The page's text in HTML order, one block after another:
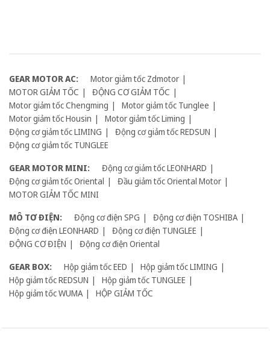
GEAR MOTOR AC:
Motor giảm tốc Zdmotor
MOTOR GIẢM TỐC
ĐỘNG CƠ GIẢM TỐC
Motor giảm tốc Chengming
Motor giảm tốc Tunglee
Motor giảm tốc Housin
Motor giảm tốc Liming
Động cơ giảm tốc LIMING
Động cơ giảm tốc REDSUN
Động cơ giảm tốc TUNGLEE
GEAR MOTOR MINI:
Động cơ giảm tốc LEONHARD
Động cơ giảm tốc Oriental
Đầu giảm tốc Oriental Motor
MOTOR GIẢM TỐC MINI
MÔ TƠ ĐIỆN:
Động cơ điện SPG
Động cơ điện TOSHIBA
Động cơ điện LEONHARD
Động cơ điện TUNGLEE
ĐỘNG CƠ ĐIỆN
Động cơ điện Oriental
GEAR BOX:
Hộp giảm tốc EED
Hộp giảm tốc LIMING
Hộp giảm tốc REDSUN
Hộp giảm tốc TUNGLEE
Hộp giảm tốc WUMA
HỘP GIẢM TỐC